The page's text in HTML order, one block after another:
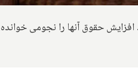
حقوق آنها را نجومی